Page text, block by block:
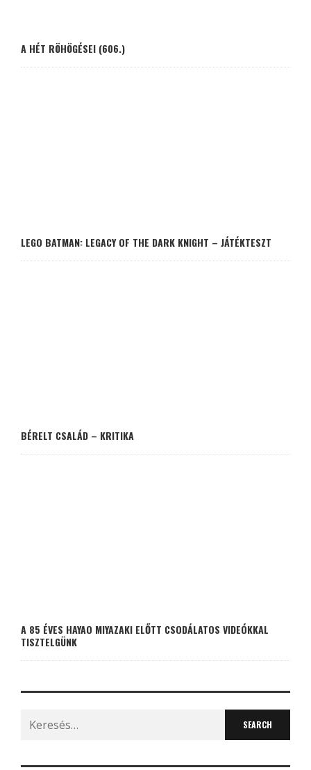
A HÉT RÖHÖGÉSEI (606.)
LEGO BATMAN: LEGACY OF THE DARK KNIGHT – JÁTÉKTESZT
BÉRELT CSALÁD – KRITIKA
A 85 ÉVES HAYAO MIYAZAKI ELŐTT CSODÁLATOS VIDEÓKKAL
TISZTELGÜNK
Search
for: